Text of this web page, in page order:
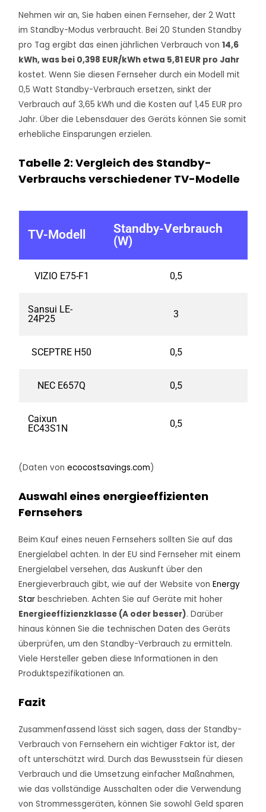
Nehmen wir an, Sie haben einen Fernseher, der 2 Watt
im Standby-Modus verbraucht. Bei 20 Stunden Standby
pro Tag ergibt das einen jährlichen Verbrauch von14,6
kWh, was bei 0,398 EUR/kWh etwa 5,81 EUR pro Jahr
kostet. Wenn Sie diesen Fernseher durch ein Modell mit
0,5 Watt Standby-Verbrauch ersetzen, sinkt der
Verbrauch auf 3,65 kWh und die Kosten auf 1,45 EUR pro
Jahr. Über die Lebensdauer des Geräts können Sie somit
erhebliche Einsparungen erzielen.
Tabelle 2: Vergleich des Standby-
Verbrauchs verschiedener TV-Modelle
TV-Modell
Standby-Verbrauch
(W)
VIZIO E75-F1 0,5
Sansui LE-
24P25
3
SCEPTRE H50 0,5
NEC E657Q 0,5
Caixun
EC43S1N
0,5
(Daten vonecocostsavings.com)
Auswahl eines energieeffizienten
Fernsehers
Beim Kauf eines neuen Fernsehers sollten Sie auf das
Energielabel achten. In der EU sind Fernseher mit einem
Energielabel versehen, das Auskunft über den
Energieverbrauch gibt, wie auf der Website vonEnergy
Star beschrieben. Achten Sie auf Geräte mit hoher
Energieeffizienzklasse (A oder besser). Darüber
hinaus können Sie die technischen Daten des Geräts
überprüfen, um den Standby-Verbrauch zu ermitteln.
Viele Hersteller geben diese Informationen in den
Produktspezifikationen an.
Fazit
Zusammenfassend lässt sich sagen, dass der Standby-
Verbrauch von Fernsehern ein wichtiger Faktor ist, der
oft unterschätzt wird. Durch das Bewusstsein für diesen
Verbrauch und die Umsetzung einfacher Maßnahmen,
wie das vollständige Ausschalten oder die Verwendung
von Strommessgeräten, können Sie sowohl Geld sparen